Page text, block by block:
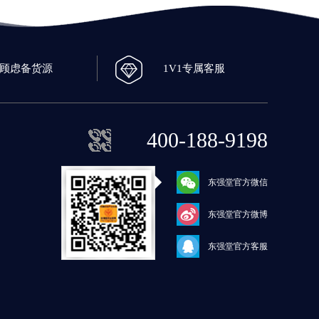
虑备货源 1V1专属客服
400-188-9198
东强堂官方微信
东强堂官方微博
东强堂官方客服